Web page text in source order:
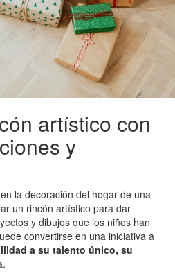
artístico con
y
la decoración del hogar de una
un rincón artístico para dar
y dibujos que los niños han
convertirse en una iniciativa a
a su talento único, su